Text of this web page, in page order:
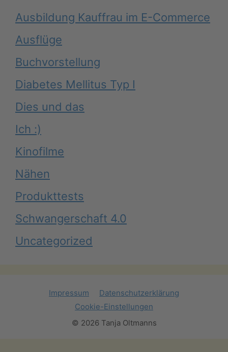
Ausbildung Kauffrau im E-Commerce
Ausflüge
Buchvorstellung
Diabetes Mellitus Typ I
Dies und das
Ich :)
Kinofilme
Nähen
Produkttests
Schwangerschaft 4.0
Uncategorized
Impressum
Datenschutzerklärung
Cookie-Einstellungen
© 2026 Tanja Oltmanns